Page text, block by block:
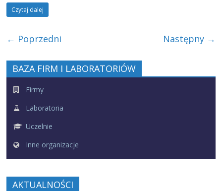
Czytaj dalej
← Poprzedni Następny →
BAZA FIRM I LABORATORIÓW
Firmy
Laboratoria
Uczelnie
Inne organizacje
AKTUALNOŚCI